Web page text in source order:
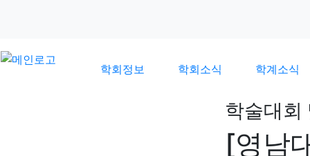
학회정보 학회소식 학계소식
학술대회
[영남